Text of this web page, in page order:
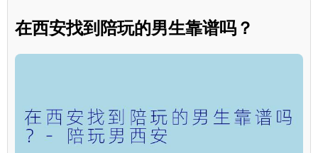
在西安找到陪玩的男生靠谱吗？